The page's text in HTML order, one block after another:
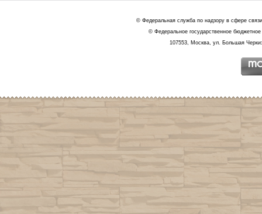
© Федеральная служба по надзору в сфере
© Федеральное государственное
107553, Москва, ул. Большая